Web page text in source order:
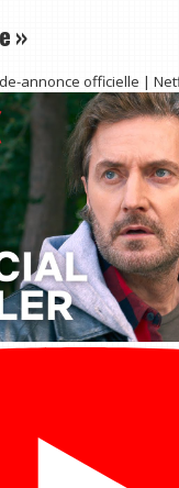
»
annonce officielle |